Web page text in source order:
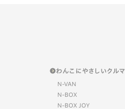
わんこにやさしいクルマ
N-VAN
N-BOX
N-BOX JOY